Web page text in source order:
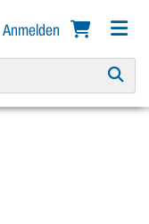
Anmelden